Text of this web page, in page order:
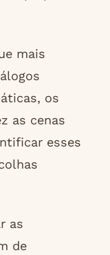
mais
os
as cenas
esses
as
de